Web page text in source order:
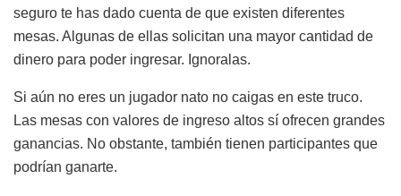
seguro te has dado cuenta de que existen diferentes
mesas. Algunas de ellas solicitan una mayor cantidad de
dinero para poder ingresar. Ignoralas.
Si aún no eres un jugador nato no caigas en este truco.
Las mesas con valores de ingreso altos sí ofrecen grandes
ganancias. No obstante, también tienen participantes que
podrían ganarte.